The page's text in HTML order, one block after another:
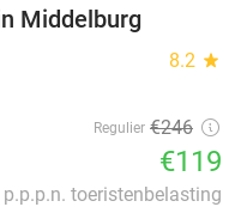
Middelburg
8.2 star
Regulier €246
€119
p.p.p.n. toeristenbelasting